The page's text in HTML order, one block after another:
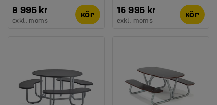
8 995 kr
exkl. moms
KÖP 15 995 kr
exkl. moms
KÖP